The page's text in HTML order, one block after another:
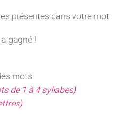
présentes dans votre mot.
gagné !
mots
de 1 à 4 syllabes)